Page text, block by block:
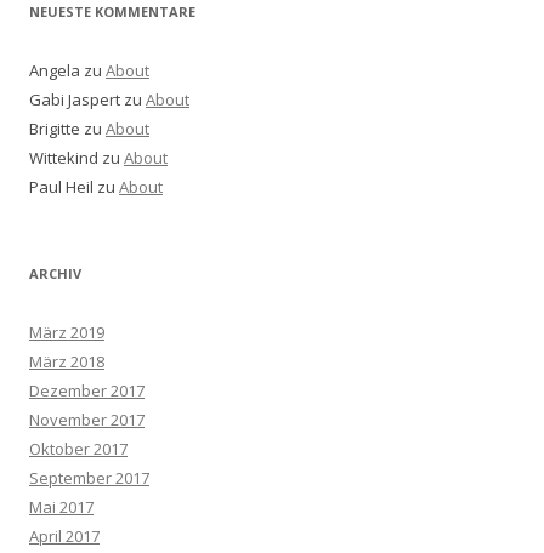
NEUESTE KOMMENTARE
Angela zu About
Gabi Jaspert zu About
Brigitte zu About
Wittekind zu About
Paul Heil zu About
ARCHIV
März 2019
März 2018
Dezember 2017
November 2017
Oktober 2017
September 2017
Mai 2017
April 2017